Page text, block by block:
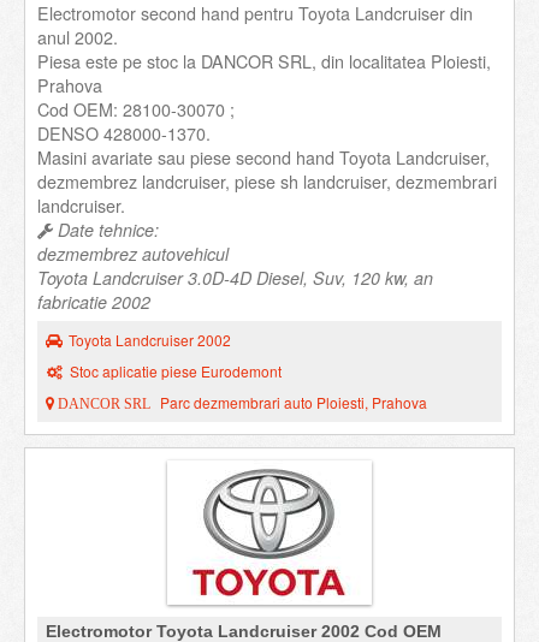
Electromotor second hand pentru Toyota Landcruiser din
anul 2002.
Piesa este pe stoc la DANCOR SRL, din localitatea Ploiesti,
Prahova
Cod OEM: 28100-30070 ;
DENSO 428000-1370.
Masini avariate sau piese second hand Toyota Landcruiser,
dezmembrez landcruiser, piese sh landcruiser, dezmembrari
landcruiser.
Date tehnice:
dezmembrez autovehicul
Toyota Landcruiser 3.0D-4D Diesel, Suv, 120 kw, an
fabricatie 2002
Toyota Landcruiser 2002
Stoc aplicatie piese Eurodemont
DANCOR SRL Parc dezmembrari auto Ploiesti, Prahova
Electromotor Toyota Landcruiser 2002 Cod OEM